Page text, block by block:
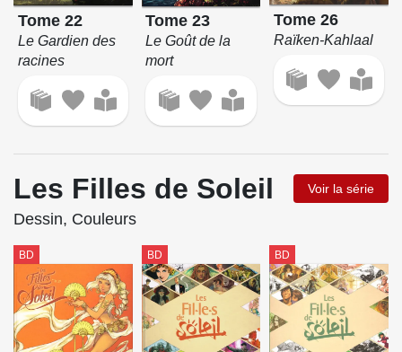
Tome 22
Le Gardien des
racines
Tome 23
Le Goût de la
mort
Tome 26
Raïken-Kahlaal
Les Filles de Soleil Voir la série
Dessin, Couleurs
BD BD BD